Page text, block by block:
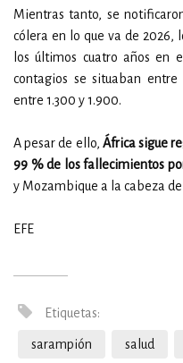
Mientras tanto, se
cólera en lo que va de 2026,
los últimos cuatro años en
contagios se situaban
entre 1.300 y 1.900.
A pesar de ello, África sigue
99 % de los fallecimientos
y Mozambique a la cabeza de
EFE
Etiquetas:
sarampión salud